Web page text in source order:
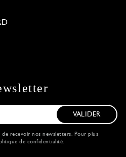
VALIDER
recevoir nos newsletters. Pour plus
de confidentialité.